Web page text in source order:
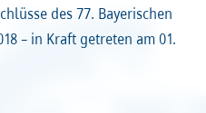
des 77. Bayerischen
– in Kraft getreten am 01.